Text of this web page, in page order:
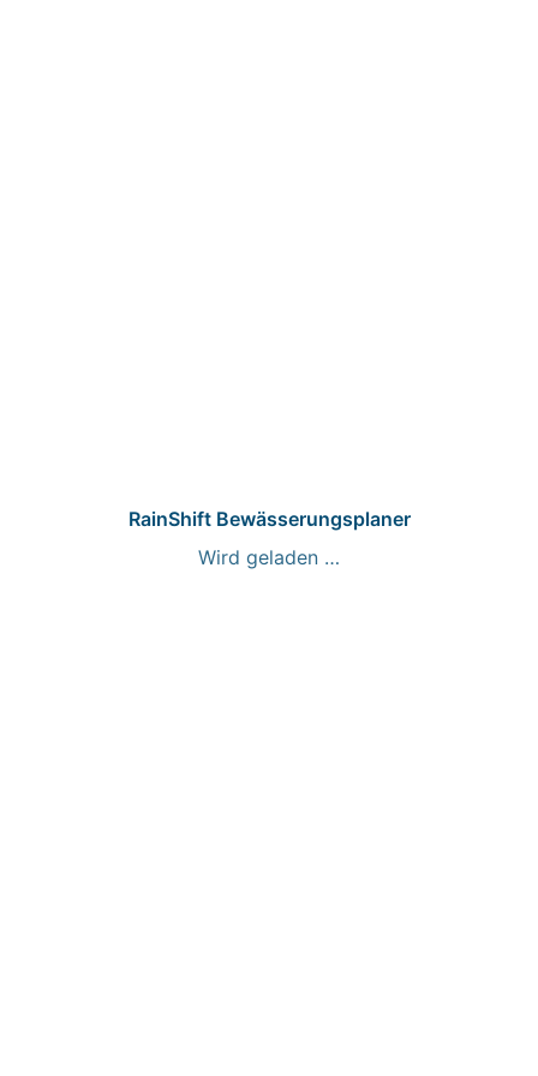
RainShift Bewässerungsplaner
Wird geladen …